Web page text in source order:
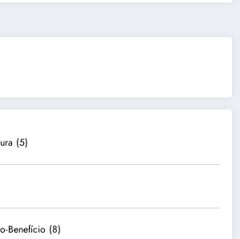
(5)
Benefício (8)